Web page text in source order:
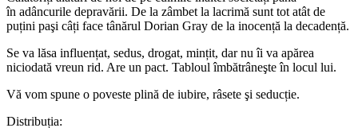
în adâncurile depravării. De la zâmbet la lacrimă sunt tot atât de
puțini paşi câți face tânărul Dorian Gray de la inocență la decadență.
Se va lăsa influențat, sedus, drogat, mințit, dar nu îi va apărea
niciodată vreun rid. Are un pact. Tabloul îmbătrâneşte în locul lui.
Vă vom spune o poveste plină de iubire, râsete şi seducție.
Distribuția: